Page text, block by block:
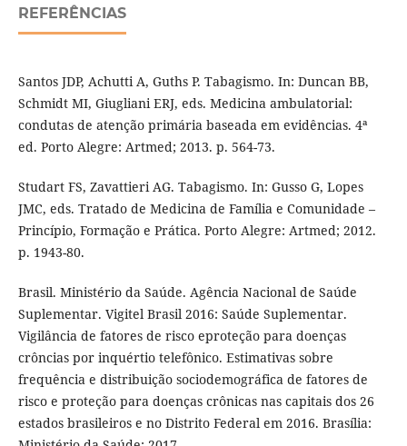
REFERÊNCIAS
Santos JDP, Achutti A, Guths P. Tabagismo. In: Duncan BB,
Schmidt MI, Giugliani ERJ, eds. Medicina ambulatorial:
condutas de atenção primária baseada em evidências. 4ª
ed. Porto Alegre: Artmed; 2013. p. 564-73.
Studart FS, Zavattieri AG. Tabagismo. In: Gusso G, Lopes
JMC, eds. Tratado de Medicina de Família e Comunidade –
Princípio, Formação e Prática. Porto Alegre: Artmed; 2012.
p. 1943-80.
Brasil. Ministério da Saúde. Agência Nacional de Saúde
Suplementar. Vigitel Brasil 2016: Saúde Suplementar.
Vigilância de fatores de risco eproteção para doenças
crôncias por inquértio telefônico. Estimativas sobre
frequência e distribuição sociodemográfica de fatores de
risco e proteção para doenças crônicas nas capitais dos 26
estados brasileiros e no Distrito Federal em 2016. Brasília: